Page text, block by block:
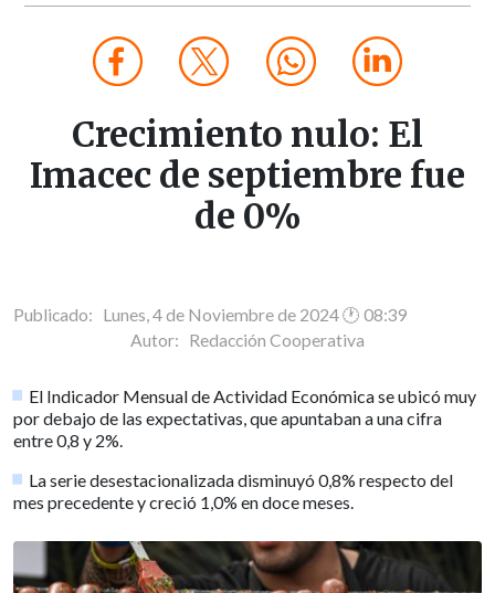
Crecimiento nulo: El
Imacec de septiembre fue
de 0%
Publicado: Lunes, 4 de Noviembre de 2024 🕐 08:39
Autor: Redacción Cooperativa
El Indicador Mensual de Actividad Económica se ubicó muy
por debajo de las expectativas, que apuntaban a una cifra
entre 0,8 y 2%.
La serie desestacionalizada disminuyó 0,8% respecto del
mes precedente y creció 1,0% en doce meses.